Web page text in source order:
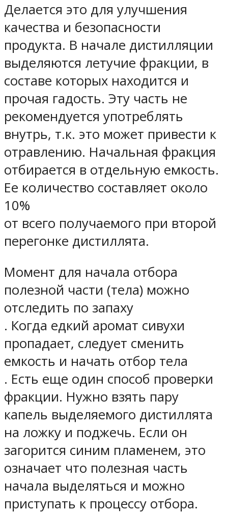
Делается это для улучшения
качества и безопасности
продукта. В начале дистилляции
выделяются летучие фракции, в
составе которых находится и
прочая гадость. Эту часть не
рекомендуется употреблять
внутрь, т.к. это может привести к
отравлению. Начальная фракция
отбирается в отдельную емкость.
Ее количество составляет около
10%
от всего получаемого при второй
перегонке дистиллята.
Момент для начала отбора
полезной части (тела) можно
отследить по запаху
. Когда едкий аромат сивухи
пропадает, следует сменить
емкость и начать отбор тела
. Есть еще один способ проверки
фракции. Нужно взять пару
капель выделяемого дистиллята
на ложку и поджечь. Если он
загорится синим пламенем, это
означает что полезная часть
начала выделяться и можно
приступать к процессу отбора.